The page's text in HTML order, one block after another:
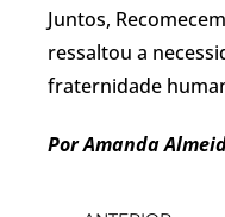
Juntos,
ressaltou a
fraternidade
Por Amanda